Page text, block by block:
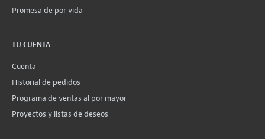
Promesa de por vida
TU CUENTA
Cuenta
Historial de pedidos
Programa de ventas al por mayor
Proyectos y listas de deseos